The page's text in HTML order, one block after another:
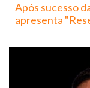
Após sucesso
apresenta